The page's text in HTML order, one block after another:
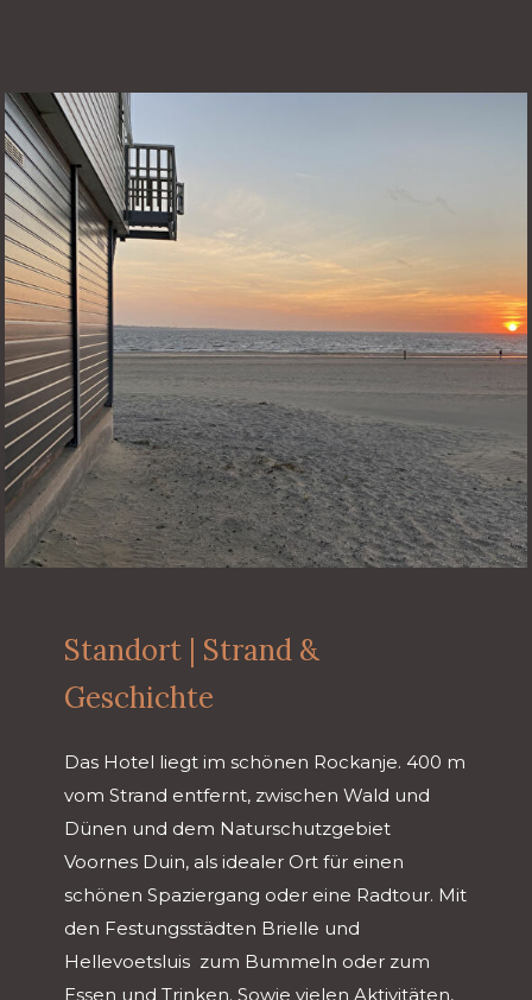
Standort | Strand &
Geschichte
Das Hotel liegt im schönen Rockanje. 400 m
vom Strand entfernt, zwischen Wald und
Dünen und dem Naturschutzgebiet
Voornes Duin, als idealer Ort für einen
schönen Spaziergang oder eine Radtour. Mit
den Festungsstädten Brielle und
Hellevoetsluis zum Bummeln oder zum
Essen und Trinken. Sowie vielen Aktivitäten,